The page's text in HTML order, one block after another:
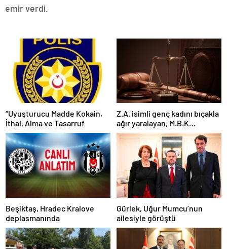
emir verdi.
“Uyuşturucu Madde Kokain,
İthal, Alma ve Tasarruf
Z.A. isimli genç kadını bıçakla
ağır yaralayan, M.B.K
mahkemeye çıkarıldı
Beşiktaş, Hradec Kralove
deplasmanında
Gürlek, Uğur Mumcu’nun
ailesiyle görüştü